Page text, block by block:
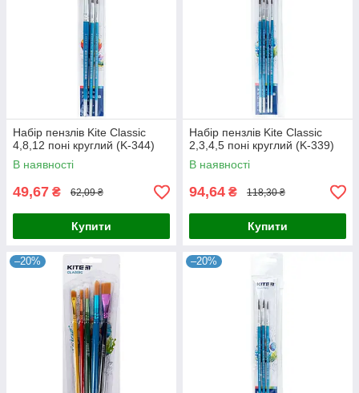
Набір пензлів Kite Classic
4,8,12 поні круглий (K-344)
В наявності
49,67 ₴ 62,09 ₴
Купити
Набір пензлів Kite Classic
2,3,4,5 поні круглий (K-339)
В наявності
94,64 ₴ 118,30 ₴
Купити
–20% –20%